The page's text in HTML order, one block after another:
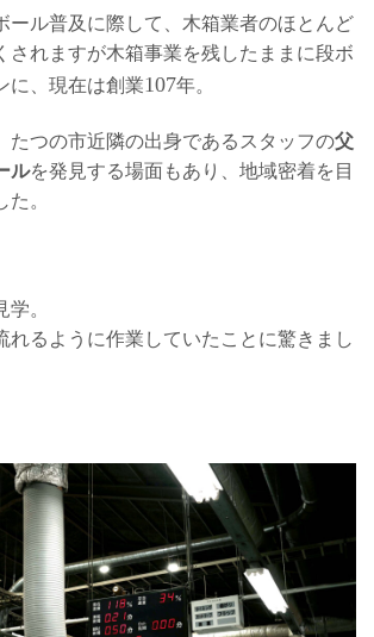
ール普及に際して、木箱業者のほとんど
されますが木箱事業を残したままに段ボ
に、現在は創業107年。
たつの市近隣の出身であるスタッフの父
ルを発見する場面もあり、地域密着を目
。
。
れるように作業していたことに驚きまし